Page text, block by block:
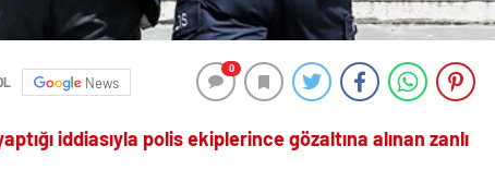
News
0
iddiasıyla polis ekiplerince gözaltına alınan zanlı